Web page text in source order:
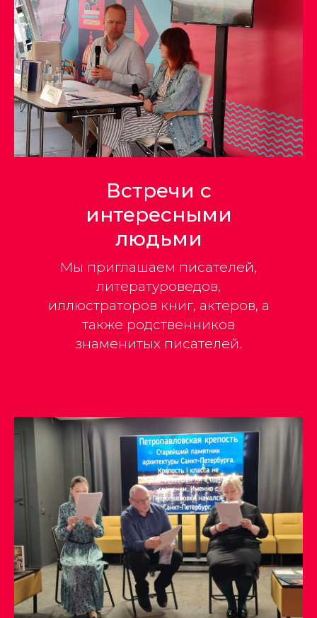
Встречи с
интересными
людьми
Мы приглашаем писателей,
литературоведов,
иллюстраторов книг, актеров, а
также родственников
знаменитых писателей.